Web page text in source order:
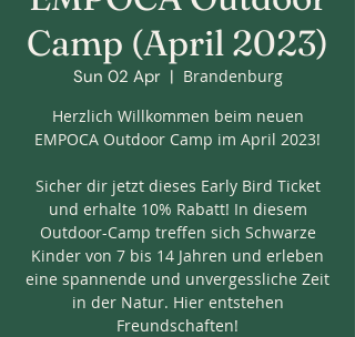
Camp (April 2023)
Sun 02 Apr
  |
Brandenburg
Herzlich Willkommen beim neuen
EMPOCA Outdoor Camp im April 2023!
Sicher dir jetzt dieses Early Bird Ticket
und erhalte 10% Rabatt! In diesem
Outdoor-Camp treffen sich Schwarze
Kinder von 7 bis 14 Jahren und erleben
eine spannende und unvergessliche Zeit
in der Natur. Hier entstehen
Freundschaften!